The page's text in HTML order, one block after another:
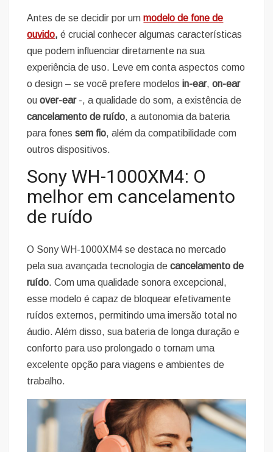
Antes de se decidir por um modelo de fone de
ouvido, é crucial conhecer algumas características
que podem influenciar diretamente na sua
experiência de uso. Leve em conta aspectos como
o design – se você prefere modelosin-ear,on-ear
ouover-ear-, a qualidade do som, a existência de
cancelamento de ruído, a autonomia da bateria
para fonessem fio, além da compatibilidade com
outros dispositivos.
Sony WH-1000XM4: O
melhor em cancelamento
de ruído
O Sony WH-1000XM4 se destaca no mercado
pela sua avançada tecnologia decancelamento de
ruído. Com uma qualidade sonora excepcional,
esse modelo é capaz de bloquear efetivamente
ruídos externos, permitindo uma imersão total no
áudio. Além disso, sua bateria de longa duração e
conforto para uso prolongado o tornam uma
excelente opção para viagens e ambientes de
trabalho.